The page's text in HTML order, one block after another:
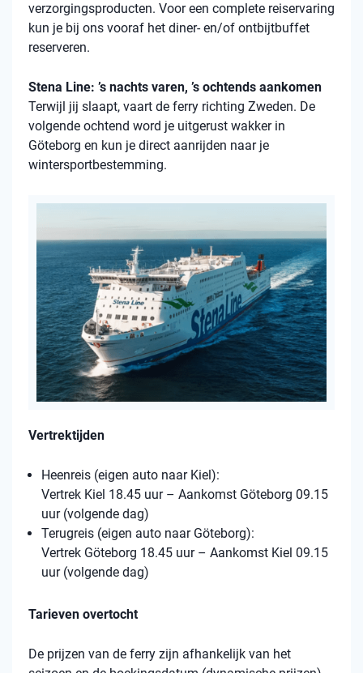
verzorgingsproducten. Voor een complete reiservaring
kun je bij ons vooraf het diner- en/of ontbijtbuffet
reserveren.
Stena Line: ’s nachts varen, ’s ochtends aankomen
Terwijl jij slaapt, vaart de ferry richting Zweden. De
volgende ochtend word je uitgerust wakker in
Göteborg en kun je direct aanrijden naar je
wintersportbestemming.
Vertrektijden
Heenreis (eigen auto naar Kiel):
Vertrek Kiel 18.45 uur – Aankomst Göteborg 09.15
uur (volgende dag)
Terugreis (eigen auto naar Göteborg):
Vertrek Göteborg 18.45 uur – Aankomst Kiel 09.15
uur (volgende dag)
Tarieven overtocht
De prijzen van de ferry zijn afhankelijk van het